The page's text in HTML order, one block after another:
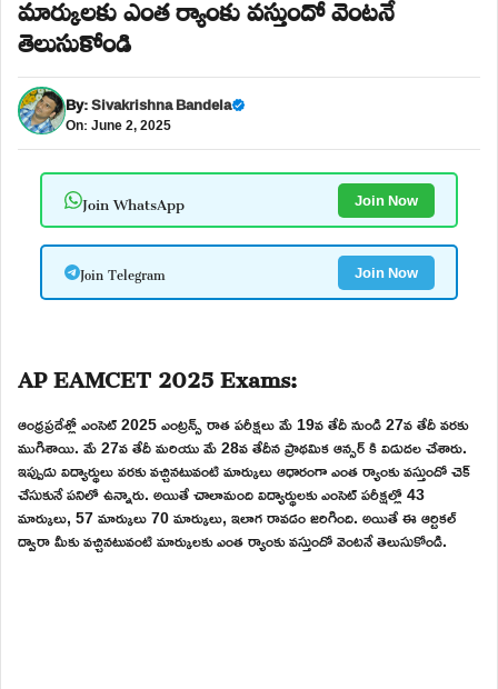
తెలుసుకోండి
By:Sivakrishna Bandela
On: June 2, 2025
Join WhatsApp Join Now
Join Telegram Join Now
AP EAMCET 2025 Exams:
ఆంధ్రప్రదేశ్లో ఎంసెట్ 2025 ఎంట్రన్స్ రాత పరీక్షలు మే 19వ తేదీ నుండి 27వ తేదీ వరకు
ముగిశాయి. మే 27వ తేదీ మరియు మే 28వ తేదీన ప్రాథమిక ఆన్సర్ కి విడుదల చేశారు.
ఇప్పుడు విద్యార్థులు వరకు వచ్చినటువంటి మార్కులు ఆధారంగా ఎంత ర్యాంకు వస్తుందో చెక్
చేసుకునే పనిలో ఉన్నారు. అయితే చాలామంది విద్యార్థులకు ఎంసెట్ పరీక్షల్లో 43
మార్కులు, 57 మార్కులు 70 మార్కులు, ఇలాగ రావడం జరిగింది. అయితే ఈ ఆర్టికల్
ద్వారా మీకు వచ్చినటువంటి మార్కులకు ఎంత ర్యాంకు వస్తుందో వెంటనే తెలుసుకోండి.